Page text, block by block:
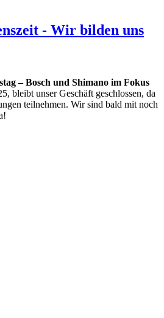
- Wir bilden uns
– Bosch und Shimano im Fokus
bleibt unser Geschäft geschlossen, da
teilnehmen. Wir sind bald mit noch